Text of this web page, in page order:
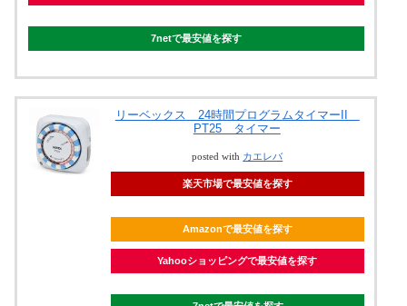
7netで最安値を探す
リーベックス 24時間プログラムタイマーII
PT25 タイマー
posted with カエレバ
楽天市場で最安値を探す
Amazonで最安値を探す
Yahooショッピングで最安値を探す